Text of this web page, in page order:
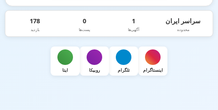
سراسر ایران
محدوده
1
آگهی‌ها
0
پست‌ها
178
بازدید
اینستاگرام تلگرام روبیکا ایتا